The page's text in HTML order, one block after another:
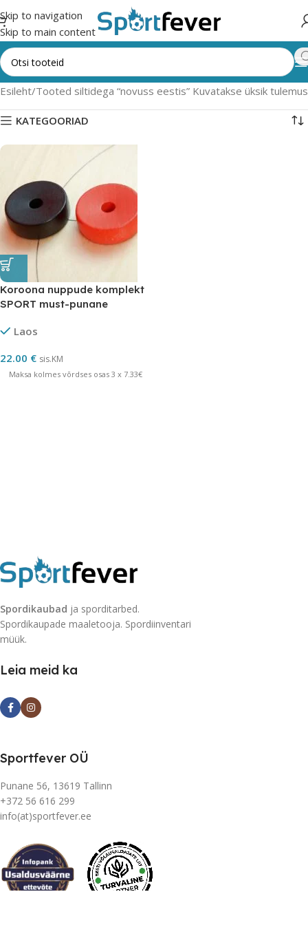
Skip to navigation
Skip to main content
Esileht Tooted siltidega “novuss eestis” Kuvatakse üksik tulemus
KATEGOORIAD
Koroona nuppude komplekt
SPORT must-punane
Laos
22.00 € sis.KM
Maksa kolmes võrdses osas 3 x 7.33€
Spordikaubad ja sporditarbed.
Spordikaupade maaletooja. Spordiinventari
müük.
Leia meid ka
Sportfever OÜ
Punane 56, 13619 Tallinn
+372 56 616 299
info(at)sportfever.ee